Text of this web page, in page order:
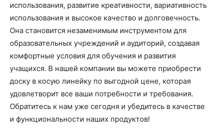
использования, развитие креативности, вариативность
использования и высокое качество и долговечность.
Она становится незаменимым инструментом для
образовательных учреждений и аудиторий, создавая
комфортные условия для обучения и развития
учащихся. В нашей компании вы можете приобрести
доску в косую линейку по выгодной цене, которая
удовлетворит все ваши потребности и требования.
Обратитесь к нам уже сегодня и убедитесь в качестве
и функциональности наших продуктов!